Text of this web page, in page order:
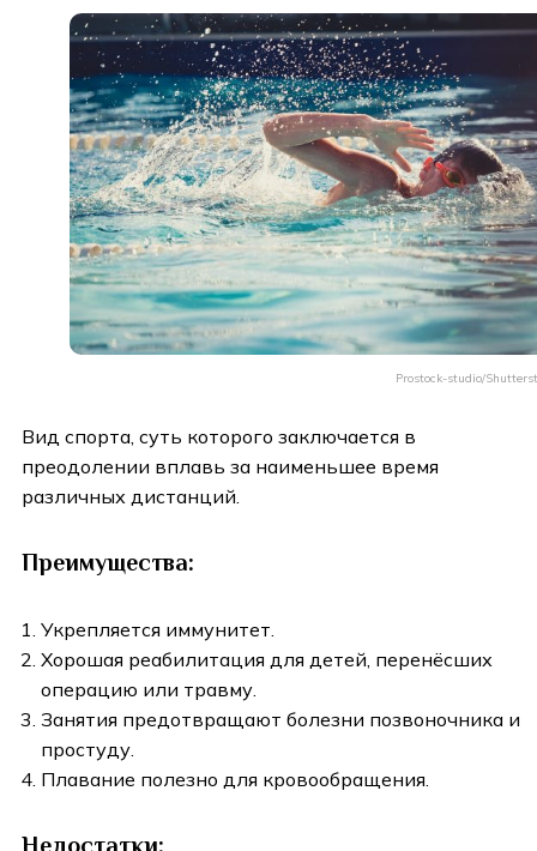
Prostock-studio/
Вид спорта, суть которого заключается в
преодолении вплавь за наименьшее время
различных дистанций.
Преимущества:
Укрепляется иммунитет.
Хорошая реабилитация для детей, перенёсших
операцию или травму.
Занятия предотвращают болезни позвоночника и
простуду.
Плавание полезно для кровообращения.
Недостатки: